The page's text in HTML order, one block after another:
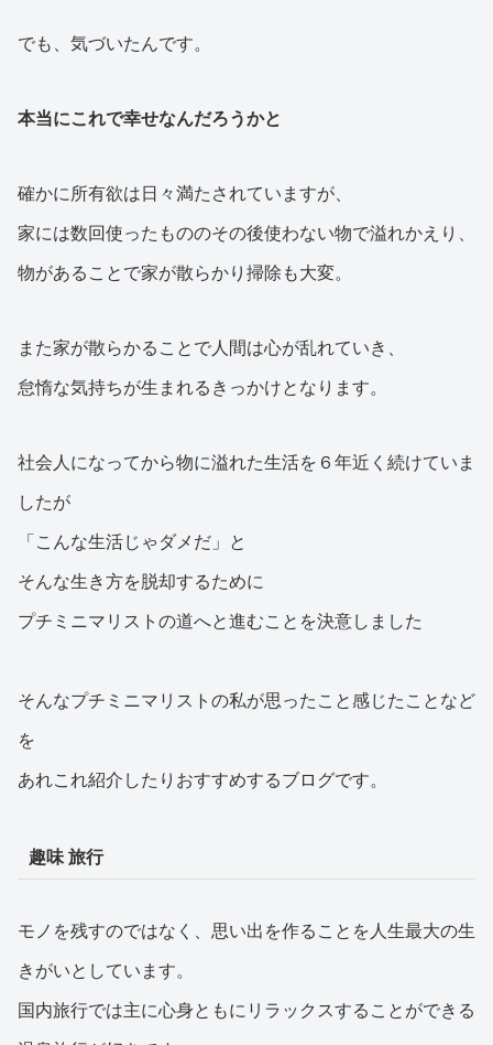
でも、気づいたんです。
本当にこれで幸せなんだろうかと
確かに所有欲は日々満たされていますが、
家には数回使ったもののその後使わない物で溢れかえり、
物があることで家が散らかり掃除も大変。
また家が散らかることで人間は心が乱れていき、
怠惰な気持ちが生まれるきっかけとなります。
社会人になってから物に溢れた生活を６年近く続けていま
したが
「こんな生活じゃダメだ」と
そんな生き方を脱却するために
プチミニマリストの道へと進むことを決意しました
そんなプチミニマリストの私が思ったこと感じたことなど
を
あれこれ紹介したりおすすめするブログです。
趣味 旅行
モノを残すのではなく、思い出を作ることを人生最大の生
きがいとしています。
国内旅行では主に心身ともにリラックスすることができる